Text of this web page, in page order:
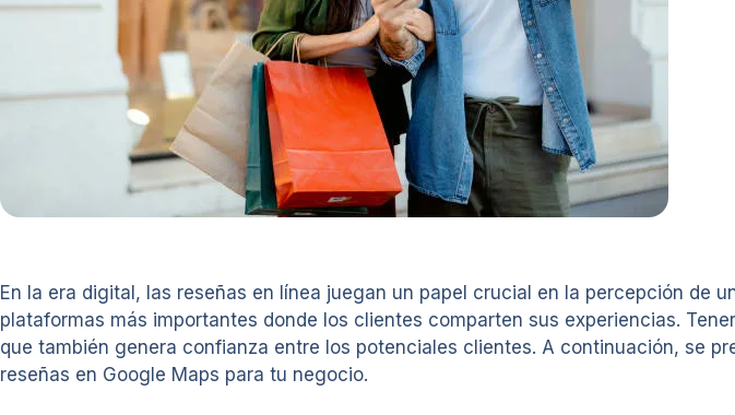
En la era digital, las reseñas en línea juegan un papel crucial en la percepción de
plataformas más importantes donde los clientes comparten sus experiencias.
que también genera confianza entre los potenciales clientes. A continuación, se
reseñas en Google Maps para tu negocio.